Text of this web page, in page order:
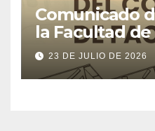
Comunicado
la Facultad de
23 DE JULIO DE 2026